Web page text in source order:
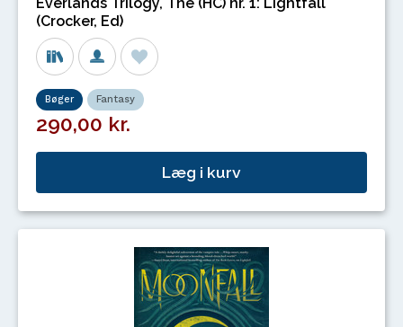
(Crocker, Ed)
Bøger Fantasy
290,00 kr.
Læg i kurv